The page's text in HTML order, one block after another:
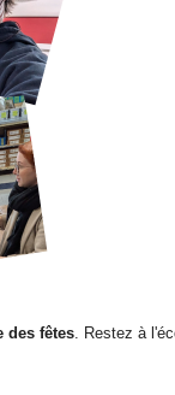
des fêtes. Restez à